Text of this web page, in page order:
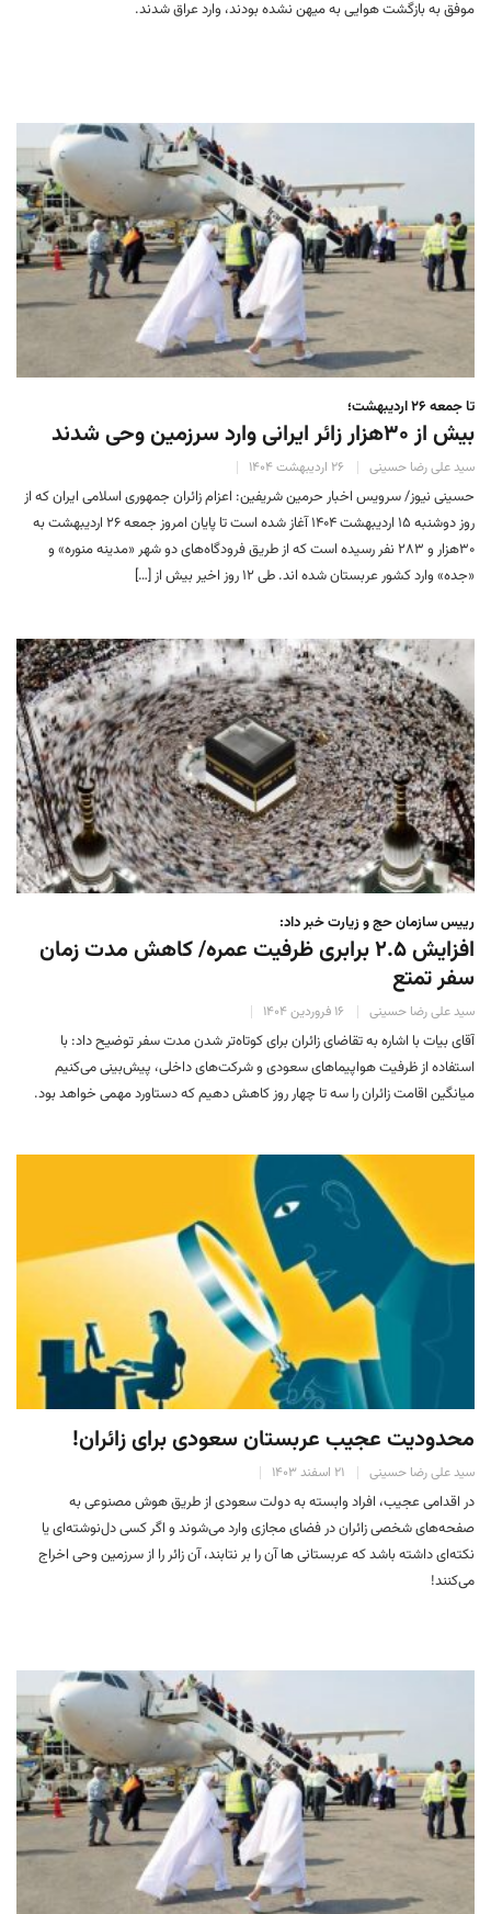
موفق به بازگشت هوایی به میهن نشده بودند، وارد عراق شدند.
تا جمعه ۲۶ اردیبهشت؛
بیش از ۳۰هزار زائر ایرانی وارد سرزمین وحی شدند
سید علی رضا حسینی ۲۶ اردیبهشت ۱۴۰۴
حسینی نیوز/ سرویس اخبار حرمین شریفین: اعزام زائران جمهوری اسلامی ایران که از
روز دوشنبه ۱۵ اردیبهشت ۱۴۰۴ آغاز شده است تا پایان امروز جمعه ۲۶ اردیبهشت به
۳۰هزار و ۲۸۳ نفر رسیده است که از طریق فرودگاه‌های دو شهر «مدینه منوره» و
«جده» وارد کشور عربستان شده اند. طی ۱۲ روز اخیر بیش از […]
رییس سازمان حج و زیارت خبر داد:
افزایش ۲.۵ برابری ظرفیت عمره/ کاهش مدت زمان
سفر تمتع
سید علی رضا حسینی ۱۶ فروردین ۱۴۰۴
آقای بیات با اشاره به تقاضای زائران برای کوتاه‌تر شدن مدت سفر توضیح داد: با
استفاده از ظرفیت هواپیماهای سعودی و شرکت‌های داخلی، پیش‌بینی می‌کنیم
میانگین اقامت زائران را سه تا چهار روز کاهش دهیم که دستاورد مهمی خواهد بود.
محدودیت عجیب عربستان سعودی برای زائران!
سید علی رضا حسینی ۲۱ اسفند ۱۴۰۳
در اقدامی عجیب، افراد وابسته به دولت سعودی از طریق هوش مصنوعی به
صفحه‌های شخصی زائران در فضای مجازی وارد می‌شوند و اگر کسی دل‌نوشته‌ای یا
نکته‌ای داشته باشد که عربستانی ها آن را بر نتابند، آن زائر را از سرزمین وحی اخراج
می‌کنند!